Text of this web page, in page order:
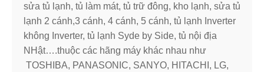
sửa tủ lạnh, tủ làm mát, tủ trữ đông, kho lạnh, sửa tủ
lạnh 2 cánh,3 cánh, 4 cánh, 5 cánh, tủ lạnh Inverter
không Inverter, tủ lạnh Syde by Side, tủ nội địa
NHật….thuộc các hãng máy khác nhau như
TOSHIBA, PANASONIC, SANYO, HITACHI, LG,